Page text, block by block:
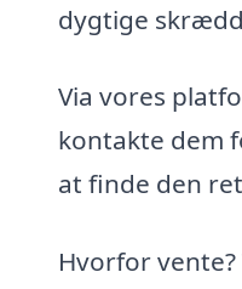
dygtige
Via vores
kontakte dem
at finde den
Hvorfor